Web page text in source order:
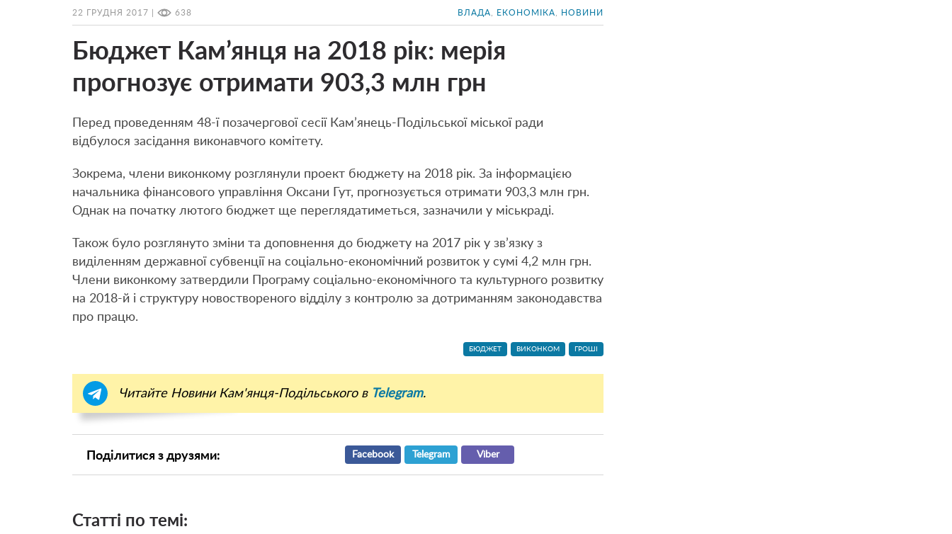
22 ГРУДНЯ 2017 | 638 ВЛАДА ЕКОНОМІКА НОВИНИ
Бюджет Кам’янця на 2018 рік: мерія
прогнозує отримати 903,3 млн грн
Перед проведенням 48-ї позачергової сесії Кам’янець-Подільської міської ради
відбулося засідання виконавчого комітету.
Зокрема, члени виконкому розглянули проект бюджету на 2018 рік. За інформацією
начальника фінансового управління Оксани Гут, прогнозується отримати 903,3 млн грн.
Однак на початку лютого бюджет ще переглядатиметься, зазначили у міськраді.
Також було розглянуто зміни та доповнення до бюджету на 2017 рік у зв’язку з
виділенням державної субвенції на соціально-економічний розвиток у сумі 4,2 млн грн.
Члени виконкому затвердили Програму соціально-економічного та культурного розвитку
на 2018-й і структуру новоствореного відділу з контролю за дотриманням законодавства
про працю.
БЮДЖЕТ ВИКОНКОМ ГРОШІ
Читайте Новини Кам'янця-Подільського в Telegram.
Поділитися з друзями: Facebook Telegram Viber
Статті по темі: